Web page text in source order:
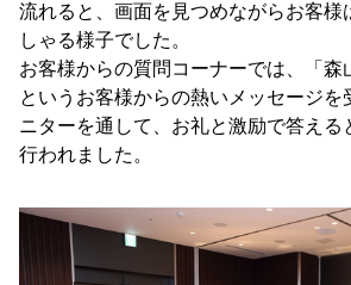
流れると、画面を見つめながらお客様
しゃる様子でした。
お客様からの質問コーナーでは、「森
というお客様からの熱いメッセージを
ニターを通して、お礼と激励で答える
行われました。